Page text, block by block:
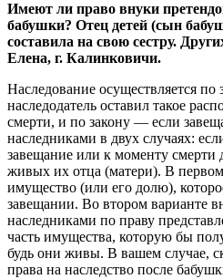
Имеют ли право внуки
бабушки? Отец детей (сын
составила на свою сестру.
Елена, г. Калинковичи.
Наследование осуществляется
наследодатель оставил такое
смерти, и по закону — если
наследниками в двух случаях:
завещание или к моменту смерти
живых их отца (матери). В
имущество (или его долю),
завещании. Во втором варианте
наследниками по праву
часть имущества, которую бы
будь они живы. В вашем случае,
права на наследство после